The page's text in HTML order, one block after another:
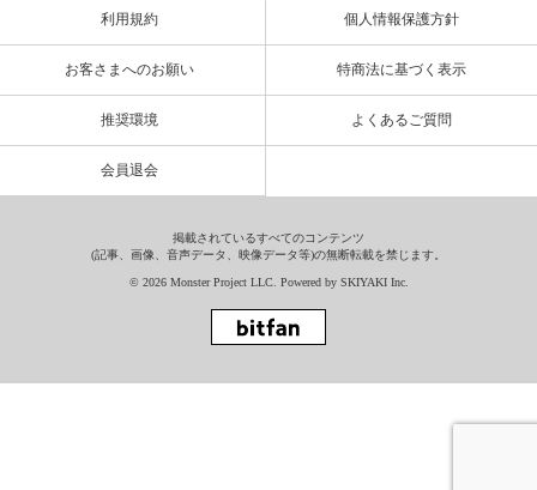
利用規約 個人情報保護方針
お客さまへのお願い 特商法に基づく表示
推奨環境 よくあるご質問
会員退会
掲載されているすべてのコンテンツ
(記事、画像、音声データ、映像データ等)の無断転載を禁じます。
© 2026 Monster Project LLC. Powered by SKIYAKI Inc.